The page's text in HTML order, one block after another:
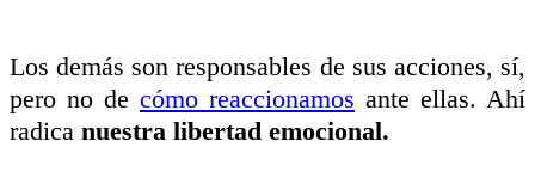
Los demás son responsables de sus acciones, sí,
pero no de cómo reaccionamos ante ellas. Ahí
radica nuestra libertad emocional.